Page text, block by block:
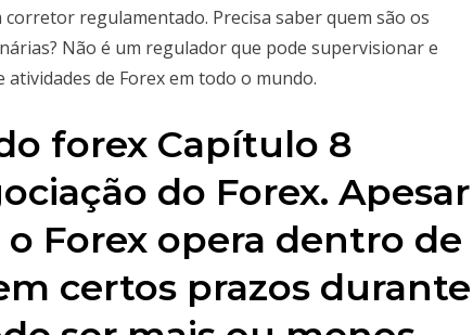
regulamentado. Precisa saber quem são os
Não é um regulador que pode supervisionar e
de Forex em todo o mundo.
forex Capítulo 8
do Forex. Apesar
Forex opera dentro de
certos prazos durante